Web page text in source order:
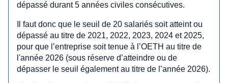
dépassé durant 5 années civiles consécutives.
Il faut donc que le seuil de 20 salariés soit atteint ou
dépassé au titre de 2021, 2022, 2023, 2024 et 2025,
pour que l’entreprise soit tenue à l’OETH au titre de
l'année 2026 (sous réserve d’atteindre ou de
dépasser le seuil également au titre de l’année 2026).